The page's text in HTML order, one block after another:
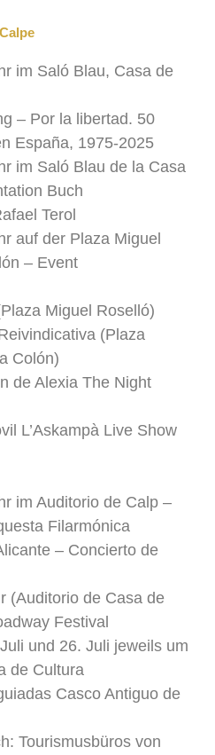
Calpe
im Saló Blau, Casa de
– Por la libertad. 50
España, 1975-2025
im Saló Blau de la Casa
Buch
Terol
auf der Plaza Miguel
– Event
Miguel Roselló)
(Plaza
Colón)
de Alexia The Night
L’Askampà Live Show
im Auditorio de Calp –
Filarmónica
– Concierto de
(Auditorio de Casa de
Festival
und 26. Juli jeweils um
de Cultura
Casco Antiguo de
Tourismusbüros von